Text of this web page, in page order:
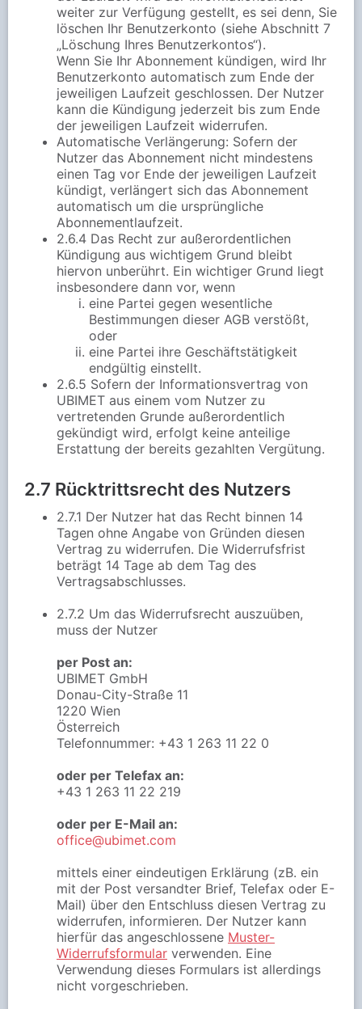
weiter zur Verfügung gestellt, es sei denn, Sie
löschen Ihr Benutzerkonto (siehe Abschnitt 7
„Löschung Ihres Benutzerkontos“).
Wenn Sie Ihr Abonnement kündigen, wird Ihr
Benutzerkonto automatisch zum Ende der
jeweiligen Laufzeit geschlossen. Der Nutzer
kann die Kündigung jederzeit bis zum Ende
der jeweiligen Laufzeit widerrufen.
Automatische Verlängerung: Sofern der
Nutzer das Abonnement nicht mindestens
einen Tag vor Ende der jeweiligen Laufzeit
kündigt, verlängert sich das Abonnement
automatisch um die ursprüngliche
Abonnementlaufzeit.
2.6.4 Das Recht zur außerordentlichen
Kündigung aus wichtigem Grund bleibt
hiervon unberührt. Ein wichtiger Grund liegt
insbesondere dann vor, wenn
eine Partei gegen wesentliche
Bestimmungen dieser AGB verstößt,
oder
eine Partei ihre Geschäftstätigkeit
endgültig einstellt.
2.6.5 Sofern der Informationsvertrag von
UBIMET aus einem vom Nutzer zu
vertretenden Grunde außerordentlich
gekündigt wird, erfolgt keine anteilige
Erstattung der bereits gezahlten Vergütung.
2.7 Rücktrittsrecht des Nutzers
2.7.1 Der Nutzer hat das Recht binnen 14
Tagen ohne Angabe von Gründen diesen
Vertrag zu widerrufen. Die Widerrufsfrist
beträgt 14 Tage ab dem Tag des
Vertragsabschlusses.
2.7.2 Um das Widerrufsrecht auszuüben,
muss der Nutzer
per Post an:
UBIMET GmbH
Donau-City-Straße 11
1220 Wien
Österreich
Telefonnummer: +43 1 263 11 22 0
oder per Telefax an:
+43 1 263 11 22 219
oder per E-Mail an:
office@ubimet.com
mittels einer eindeutigen Erklärung (zB. ein
mit der Post versandter Brief, Telefax oder E-
Mail) über den Entschluss diesen Vertrag zu
widerrufen, informieren. Der Nutzer kann
hierfür das angeschlossene Muster-
Widerrufsformular verwenden. Eine
Verwendung dieses Formulars ist allerdings
nicht vorgeschrieben.